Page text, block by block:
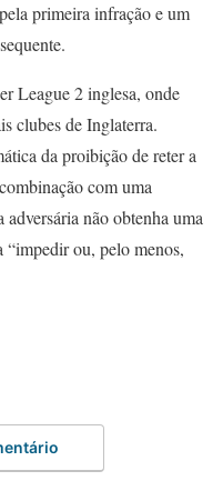
primeira infração e um
League 2 inglesa, onde
clubes de Inglaterra.
da proibição de reter a
com uma
não obtenha uma
“impedir ou, pelo menos,